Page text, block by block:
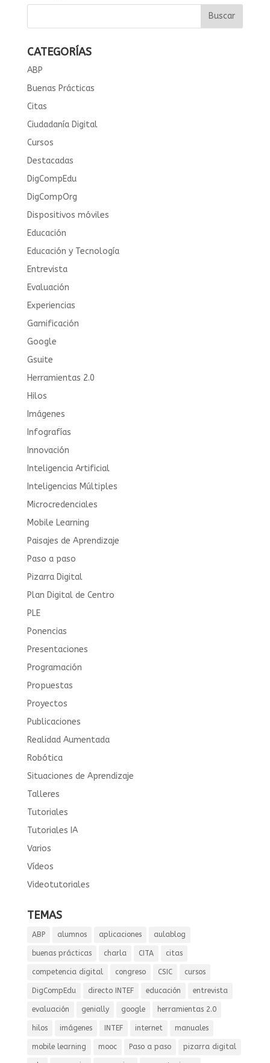
CATEGORÍAS
ABP
Buenas Prácticas
Citas
Ciudadanía Digital
Cursos
Destacadas
DigCompEdu
DigCompOrg
Dispositivos móviles
Educación
Educación y Tecnología
Entrevista
Evaluación
Experiencias
Gamificación
Google
Gsuite
Herramientas 2.0
Hilos
Imágenes
Infografías
Innovación
Inteligencia Artificial
Inteligencias Múltiples
Microcredenciales
Mobile Learning
Paisajes de Aprendizaje
Paso a paso
Pizarra Digital
Plan Digital de Centro
PLE
Ponencias
Presentaciones
Programación
Propuestas
Proyectos
Publicaciones
Realidad Aumentada
Robótica
Situaciones de Aprendizaje
Talleres
Tutoriales
Tutoriales IA
Varios
Vídeos
Videotutoriales
TEMAS
ABP alumnos aplicaciones aulablog
buenas prácticas charla CITA citas
competencia digital congreso CSIC cursos
DigCompEdu directo INTEF educación entrevista
evaluación genially google herramientas 2.0
hilos imágenes INTEF internet manuales
mobile learning mooc Paso a paso pizarra digital